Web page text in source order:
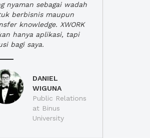
nyaman sebagai wadah
berbisnis maupun
knowledge. XWORK
hanya aplikasi, tapi
bagi saya.
DANIEL
WIGUNA
Public Relations
at Binus
University